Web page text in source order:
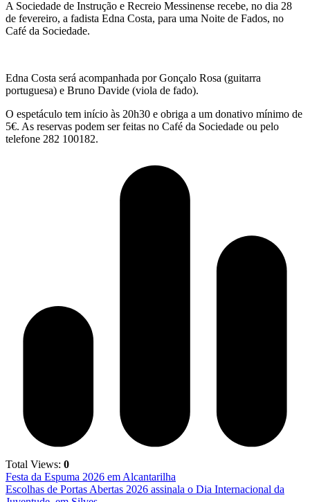
A Sociedade de Instrução e Recreio Messinense recebe, no dia 28
de fevereiro, a fadista Edna Costa, para uma Noite de Fados, no
Café da Sociedade.
Edna Costa será acompanhada por Gonçalo Rosa (guitarra
portuguesa) e Bruno Davide (viola de fado).
O espetáculo tem início às 20h30 e obriga a um donativo mínimo de
5€. As reservas podem ser feitas no Café da Sociedade ou pelo
telefone 282 100182.
Total Views: 0
Festa da Espuma 2026 em Alcantarilha
Escolhas de Portas Abertas 2026 assinala o Dia Internacional da